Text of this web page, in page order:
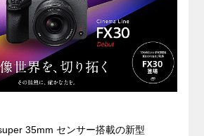
s
35mm センサー搭載の新型